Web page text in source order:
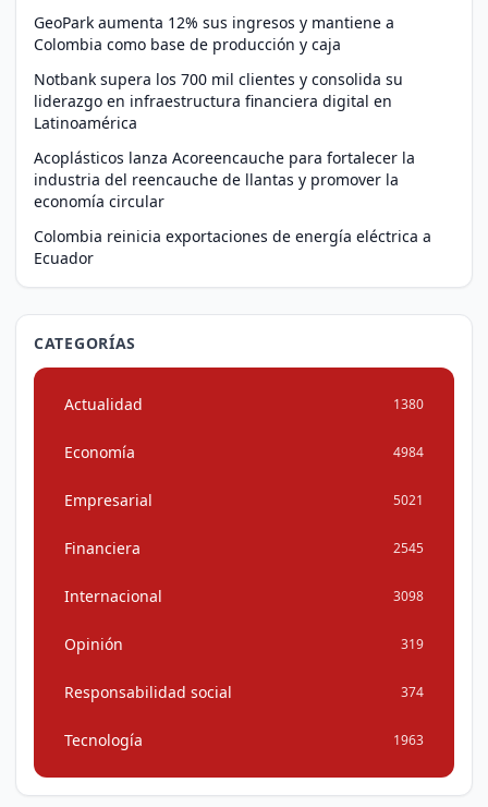
GeoPark aumenta 12% sus ingresos y mantiene a
Colombia como base de producción y caja
Notbank supera los 700 mil clientes y consolida su
liderazgo en infraestructura financiera digital en
Latinoamérica
Acoplásticos lanza Acoreencauche para fortalecer la
industria del reencauche de llantas y promover la
economía circular
Colombia reinicia exportaciones de energía eléctrica a
Ecuador
CATEGORÍAS
Actualidad 1380
Economía 4984
Empresarial 5021
Financiera 2545
Internacional 3098
Opinión 319
Responsabilidad social 374
Tecnología 1963